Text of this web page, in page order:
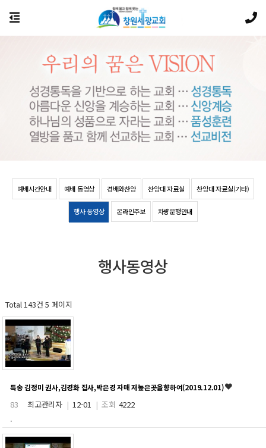
예배시간안내 예배 동영상 경배와찬양 찬양대 자료실 찬양대 자료실(기타)
행사 동영상 온라인주보 차량운행안내
행사동영상
Total 143건 5 페이지
특송 김정미 권사,김경화 집사,박은경 자매 저높은곳을향하여(2019.12.01)
83 최고관리자 | 12-01 | 조회 4222
.